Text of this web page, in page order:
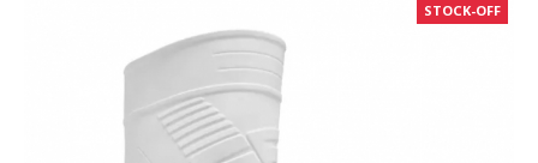
STOCK-OFF